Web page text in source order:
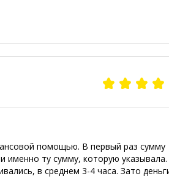
помощью. В первый раз сумму
ту сумму, которую указывала.
в среднем 3-4 часа. Зато